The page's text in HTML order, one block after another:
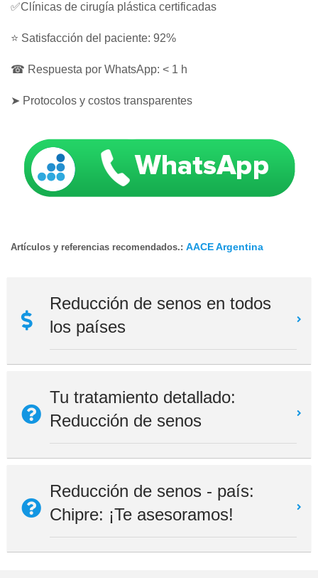
✅Clínicas de cirugía plástica certificadas
⭐ Satisfacción del paciente: 92%
☎ Respuesta por WhatsApp: < 1 h
➤ Protocolos y costos transparentes
Artículos y referencias recomendados.: AACE Argentina
Reducción de senos en todos
los países
Tu tratamiento detallado:
Reducción de senos
Reducción de senos - país:
Chipre: ¡Te asesoramos!